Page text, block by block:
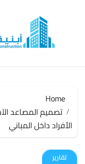
Home
تصميم المصاعد
الأفراد داخل المباني
تقارير